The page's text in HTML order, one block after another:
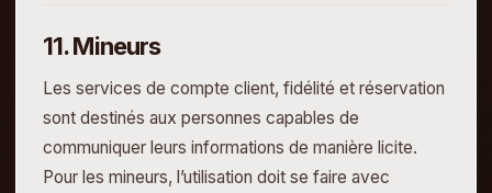
11. Mineurs
Les services de compte client, fidélité et réservation
sont destinés aux personnes capables de
communiquer leurs informations de manière licite.
Pour les mineurs, l’utilisation doit se faire avec